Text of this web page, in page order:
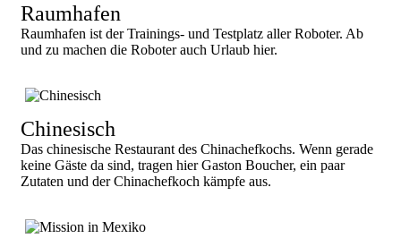
Raumhafen
Raumhafen ist der Trainings- und Testplatz aller Roboter. Ab
und zu machen die Roboter auch Urlaub hier.
Chinesisch
Das chinesische Restaurant des Chinachefkochs. Wenn gerade
keine Gäste da sind, tragen hier Gaston Boucher, ein paar
Zutaten und der Chinachefkoch kämpfe aus.